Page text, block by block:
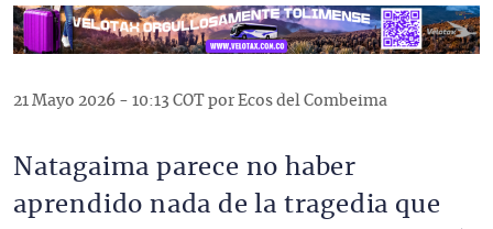
21 Mayo 2026 - 10:13 COT por Ecos del Combeima
Natagaima parece no haber
aprendido nada de la tragedia que